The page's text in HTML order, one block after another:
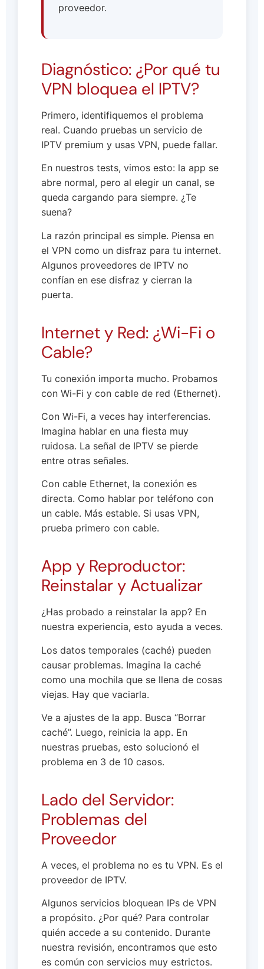
proveedor.
Diagnóstico: ¿Por qué tu
VPN bloquea el IPTV?
Primero, identifiquemos el problema
real. Cuando pruebas un servicio de
IPTV premium y usas VPN, puede fallar.
En nuestros tests, vimos esto: la app se
abre normal, pero al elegir un canal, se
queda cargando para siempre. ¿Te
suena?
La razón principal es simple. Piensa en
el VPN como un disfraz para tu internet.
Algunos proveedores de IPTV no
confían en ese disfraz y cierran la
puerta.
Internet y Red: ¿Wi-Fi o
Cable?
Tu conexión importa mucho. Probamos
con Wi-Fi y con cable de red (Ethernet).
Con Wi-Fi, a veces hay interferencias.
Imagina hablar en una fiesta muy
ruidosa. La señal de IPTV se pierde
entre otras señales.
Con cable Ethernet, la conexión es
directa. Como hablar por teléfono con
un cable. Más estable. Si usas VPN,
prueba primero con cable.
App y Reproductor:
Reinstalar y Actualizar
¿Has probado a reinstalar la app? En
nuestra experiencia, esto ayuda a veces.
Los datos temporales (caché) pueden
causar problemas. Imagina la caché
como una mochila que se llena de cosas
viejas. Hay que vaciarla.
Ve a ajustes de la app. Busca “Borrar
caché”. Luego, reinicia la app. En
nuestras pruebas, esto solucionó el
problema en 3 de 10 casos.
Lado del Servidor:
Problemas del
Proveedor
A veces, el problema no es tu VPN. Es el
proveedor de IPTV.
Algunos servicios bloquean IPs de VPN
a propósito. ¿Por qué? Para controlar
quién accede a su contenido. Durante
nuestra revisión, encontramos que esto
es común con servicios muy estrictos.